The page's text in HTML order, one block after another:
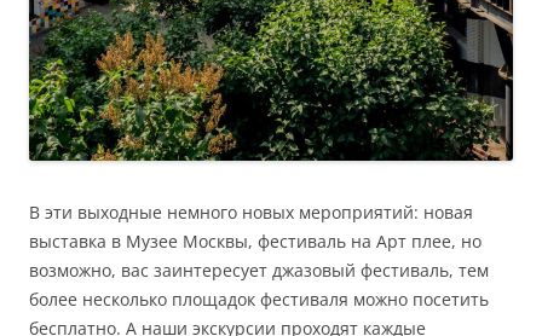
В эти выходные немного новых мероприятий: новая
выставка в Музее Москвы, фестиваль на Арт плее, но
возможно, вас заинтересует джазовый фестиваль, тем
более несколько площадок фестиваля можно посетить
бесплатно. А наши экскурсии проходят каждые